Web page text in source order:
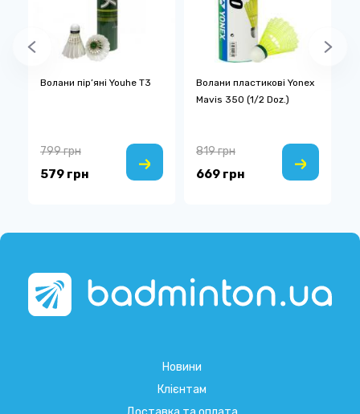
Волани пір’яні Youhe T3
579 грн
799 грн
Волани пластикові Yonex
Mavis 350 (1/2 Doz.)
669 грн
819 грн
Новини
Клієнтам